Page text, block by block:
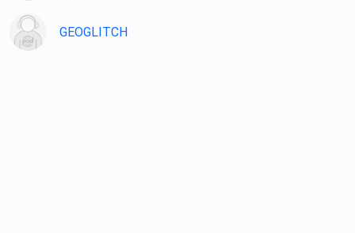
───
GEOGLITCH